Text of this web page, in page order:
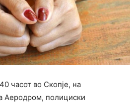
часот во Скопје, на
Аеродром, полициски